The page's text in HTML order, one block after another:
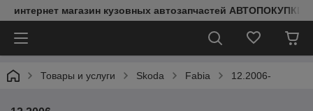
интернет магазин кузовных автозапчастей АВТОПОКУПКИ
Товары и услуги Skoda Fabia 12.2006-